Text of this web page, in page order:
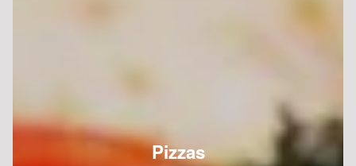
Pizzas